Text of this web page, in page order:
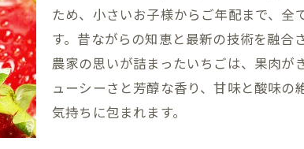
ため、小さいお子様からご年配まで、
す。昔ながらの知恵と最新の技術を融合
農家の思いが詰まったいちごは、果肉が
ューシーさと芳醇な香り、甘味と酸味
気持ちに包まれます。